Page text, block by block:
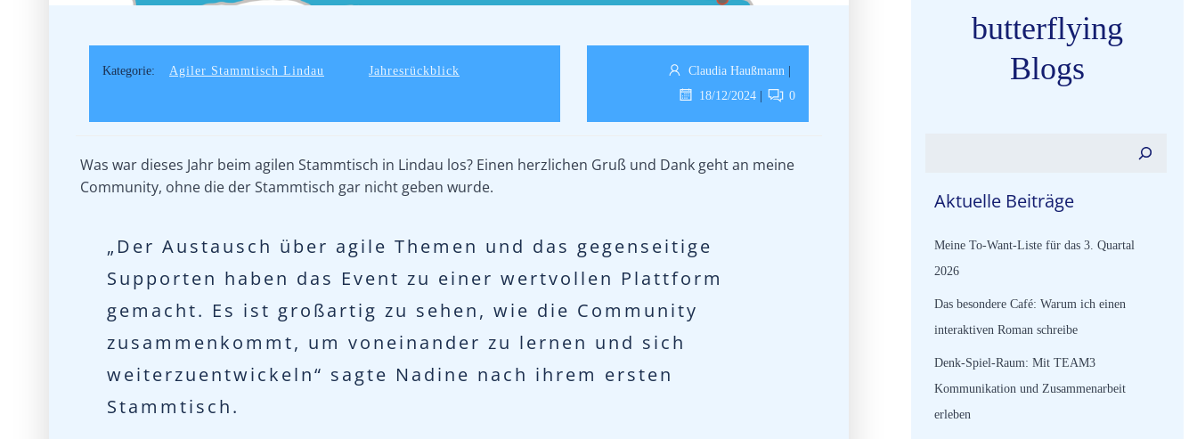
Kategorie: Agiler Stammtisch Lindau Jahresrückblick Claudia Haußmann
18/12/2024
0
Was war dieses Jahr beim agilen Stammtisch in Lindau los? Einen herzlichen Gruß und Dank geht an meine
Community, ohne die der Stammtisch gar nicht geben wurde.
„Der Austausch über agile Themen und das gegenseitige
Supporten haben das Event zu einer wertvollen Plattform
gemacht. Es ist großartig zu sehen, wie die Community
zusammenkommt, um voneinander zu lernen und sich
weiterzuentwickeln“ sagte Nadine nach ihrem ersten
Stammtisch.
butterflying
Blogs
Aktuelle Beiträge
Meine To-Want-Liste für das 3. Quartal
2026
Das besondere Café: Warum ich einen
interaktiven Roman schreibe
Denk-Spiel-Raum: Mit TEAM3
Kommunikation und Zusammenarbeit
erleben